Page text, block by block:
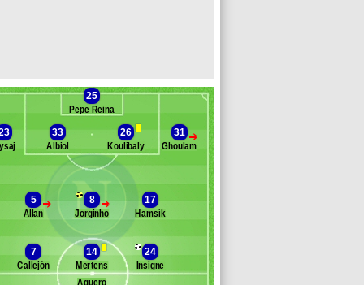
Banc des remplaçants Naples
25
Pepe Reina
33
Albiol
26
Koulibaly
>
31
Ghoulam
>
5
Allan
>
8
Jorginho
17
Hamsík
7
Callejón
14
Mertens
24
Insigne
Aguero